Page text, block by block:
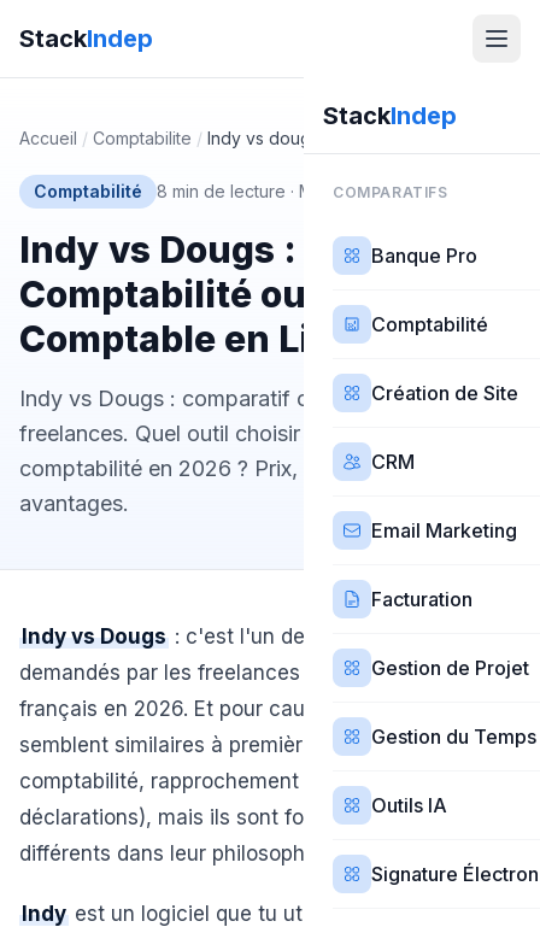
StackIndep
StackIndep
COMPARATIFS
Banque Pro
Comptabilité
Création de Site
CRM
Email Marketing
Facturation
Gestion de Projet
Gestion du Temps
Outils IA
Signature
Accueil / Comptabilite / Indy vs dougs
Comptabilité 8 min de lecture · Mis à jour 27 février 2026
Indy vs Dougs : Logiciel de
Comptabilité ou Expert-
Comptable en Ligne ?
Indy vs Dougs : comparatif complet pour
freelances. Quel outil choisir pour gérer votre
comptabilité en 2026 ? Prix, fonctionnalités,
avantages.
Indy vs Dougs : c'est l'un des comparatifs les plus
demandés par les freelances et auto-entrepreneurs
français en 2026. Et pour cause — ces deux outils
semblent similaires à première vue (logiciel de
comptabilité, rapprochement bancaire, aide aux
déclarations), mais ils sont fondamentalement
différents dans leur philosophie.
Indy est un logiciel que tu utilises toi-même. Tu te